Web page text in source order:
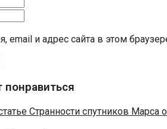
email и адрес сайта в этом